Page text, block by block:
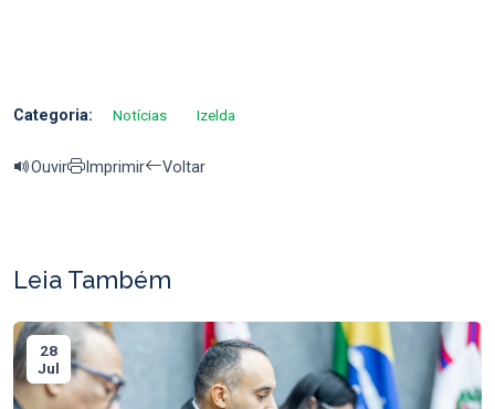
Categoria: Notícias Izelda
Ouvir Imprimir Voltar
Leia Também
28
Jul